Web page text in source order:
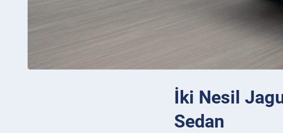
İki Nesil
Sedan